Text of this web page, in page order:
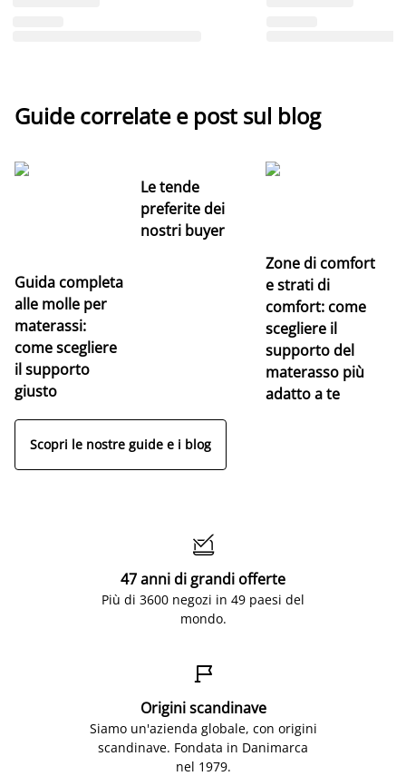
Guide correlate e post sul blog
Guida completa
alle molle per
materassi:
come scegliere
il supporto
giusto
Le tende
preferite dei
nostri buyer
Zone di comfort
e strati di
comfort: come
scegliere il
supporto del
materasso più
adatto a te
Scopri le nostre guide e i blog

47 anni di grandi offerte
Più di 3600 negozi in 49 paesi del
mondo.

Origini scandinave
Siamo un'azienda globale, con origini
scandinave. Fondata in Danimarca
nel 1979.